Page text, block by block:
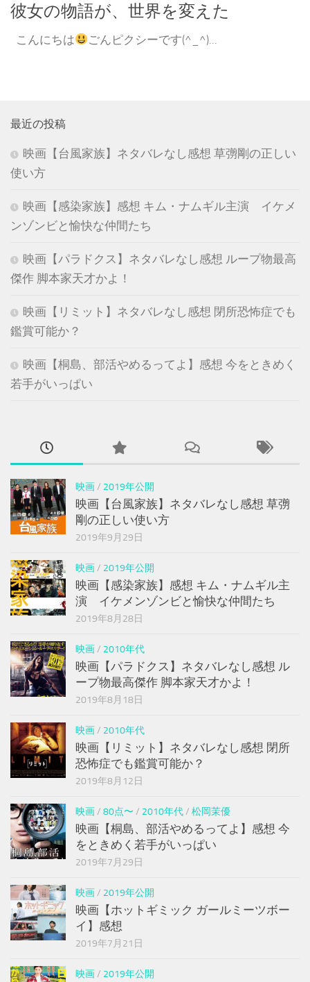
彼女の物語が、世界を変えた
こんにちは ごんピクシーです(^_^)...
最近の投稿
映画【台風家族】ネタバレなし感想 草彅剛の正しい
使い方
映画【感染家族】感想 キム・ナムギル主演 イケメ
ンゾンビと愉快な仲間たち
映画【パラドクス】ネタバレなし感想 ループ物最高
傑作 脚本家天才かよ！
映画【リミット】ネタバレなし感想 閉所恐怖症でも
鑑賞可能か？
映画【桐島、部活やめるってよ】感想 今をときめく
若手がいっぱい
映画/ 2019年公開
映画【台風家族】ネタバレなし感想 草彅
剛の正しい使い方
2019年9月29日
映画/ 2019年公開
映画【感染家族】感想 キム・ナムギル主
演 イケメンゾンビと愉快な仲間たち
2019年8月28日
映画/ 2010年代
映画【パラドクス】ネタバレなし感想 ル
ープ物最高傑作 脚本家天才かよ！
2019年8月18日
映画/ 2010年代
映画【リミット】ネタバレなし感想 閉所
恐怖症でも鑑賞可能か？
2019年8月12日
映画/ 80点〜 / 2010年代/ 松岡茉優
映画【桐島、部活やめるってよ】感想 今
をときめく若手がいっぱい
2019年7月29日
映画/ 2019年公開
映画【ホットギミック ガールミーツボー
イ】感想
2019年7月21日
映画/ 2019年公開